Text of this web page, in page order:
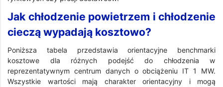
Jak chłodzenie powietrzem i chłodzenie
cieczą wypadają kosztowo?
Poniższa tabela przedstawia orientacyjne benchmarki
kosztowe dla różnych podejść do chłodzenia w
reprezentatywnym centrum danych o obciążeniu IT 1 MW.
Wszystkie wartości mają charakter orientacyjny i mogą